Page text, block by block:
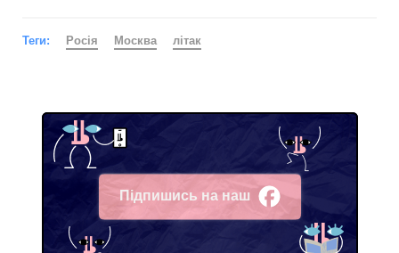
Теги: Росія Москва літак
Підпишись на наш
Facebook